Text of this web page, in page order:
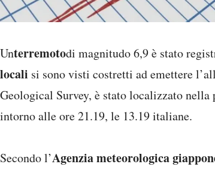
Unterremotodi magnitudo 6,9 è stato
locali si sono visti costretti ad emettere
Geological Survey, è stato localizzato
intorno alle ore 21.19, le 13.19 italiane.
Secondo l’Agenzia meteorologica